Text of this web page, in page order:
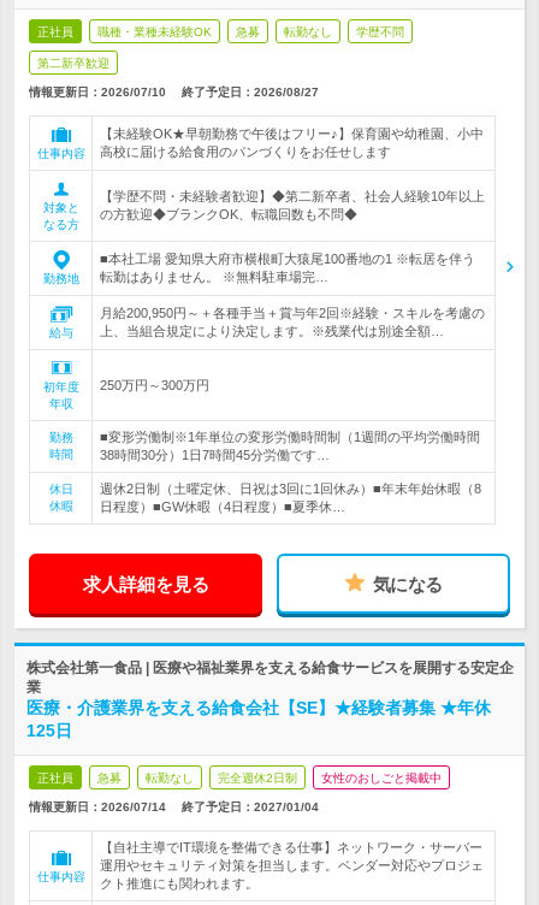
正社員 職種・業種未経験OK 急募 転勤なし 学歴不問
第二新卒歓迎
情報更新日：2026/07/10 終了予定日： 2026/08/27
仕事内容
【未経験OK★早朝勤務で午後はフリー♪】保育園や幼稚園、小中
高校に届ける給食用のパンづくりをお任せします
対象と
なる方
【学歴不問・未経験者歓迎】◆第二新卒者、社会人経験10年以上
の方歓迎◆ブランクOK、転職回数も不問◆
勤務地
■本社工場 愛知県大府市横根町大猿尾100番地の1 ※転居を伴う
転勤はありません。 ※無料駐車場完…
給与
月給200,950円～＋各種手当＋賞与年2回※経験・スキルを考慮の
上、当組合規定により決定します。※残業代は別途全額…
初年度
年収
250万円～300万円
勤務
時間
■変形労働制※1年単位の変形労働時間制（1週間の平均労働時間
38時間30分）1日7時間45分労働です…
休日
休暇
週休2日制（土曜定休、日祝は3回に1回休み）■年末年始休暇（8
日程度）■GW休暇（4日程度）■夏季休…
求人詳細を見る 気になる
株式会社第一食品 | 医療や福祉業界を支える給食サービスを展開する安定企
業
医療・介護業界を支える給食会社【SE】★経験者募集 ★年休
125日
正社員 急募 転勤なし 完全週休2日制 女性のおしごと掲載中
情報更新日：2026/07/14 終了予定日： 2027/01/04
仕事内容
【自社主導でIT環境を整備できる仕事】ネットワーク・サーバー
運用やセキュリティ対策を担当します。ベンダー対応やプロジェ
クト推進にも関われます。